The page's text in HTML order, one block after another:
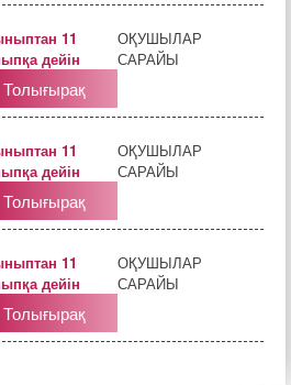
11
дейін
ОҚУШЫЛАР
САРАЙЫ
Толығырақ
11
дейін
ОҚУШЫЛАР
САРАЙЫ
Толығырақ
11
дейін
ОҚУШЫЛАР
САРАЙЫ
Толығырақ